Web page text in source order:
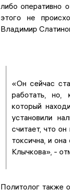
либо оперативно
этого не
Владимир
«Он сейчас
работать, но,
который
установили
считает, что
токсична, и
Клычкова», -
Политолог также